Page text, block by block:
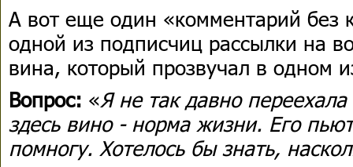
А вот еще один «комментарий без
одной из подписчиц рассылки на
вина, который прозвучал в одном
Вопрос: «Я не так давно
здесь вино - норма жизни. Его
помногу. Хотелось бы знать,